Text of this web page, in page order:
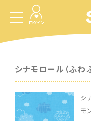
ログイン
シナモロール（ふわ
シ
モ